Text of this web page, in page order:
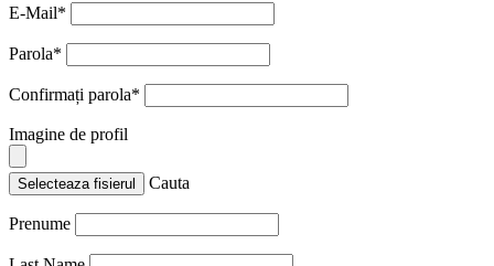
E-Mail*
Parola*
Confirmați parola*
Imagine de profil
Selecteaza fisierul Cauta
Prenume